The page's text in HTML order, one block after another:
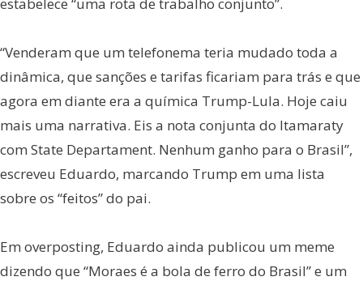
“Venderam que um telefonema teria mudado toda a
dinâmica, que sanções e tarifas ficariam para trás e que
agora em diante era a química Trump-Lula. Hoje caiu
mais uma narrativa. Eis a nota conjunta do Itamaraty
com State Departament. Nenhum ganho para o Brasil”,
escreveu Eduardo, marcando Trump em uma lista
sobre os “feitos” do pai.
Em overposting, Eduardo ainda publicou um meme
dizendo que “Moraes é a bola de ferro do Brasil” e um